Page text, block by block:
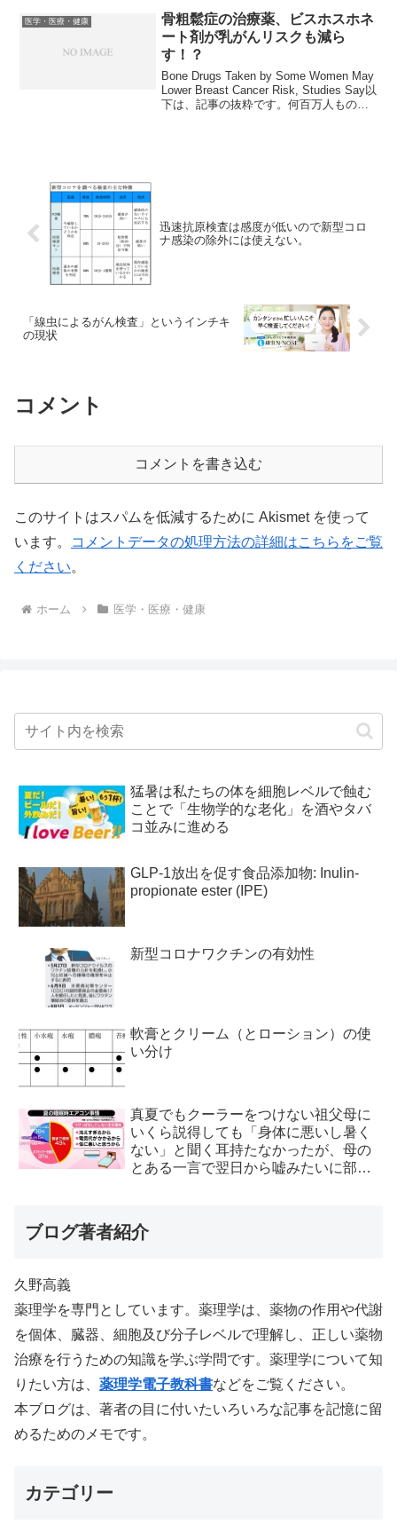
うひどい記事がありました。リポーター
の遠藤亮アナ「一...
医学・医療・健康
骨粗鬆症の治療薬、ビスホスホネ
ート剤が乳がんリスクも減ら
す！？
Bone Drugs Taken by Some Women May
Lower Breast Cancer Risk, Studies Say以
下は、記事の抜粋です。何百万人もの健
迅速抗原検査は感度が低いので新型コロ
ナ感染の除外には使えない。
「線虫によるがん検査」というインチキ
の現状
コメント
コメントを書き込む
このサイトはスパムを低減するために Akismet を使って
います。
コメントデータの処理方法の詳細はこちらをご覧
ください。
ホーム 医学・医療・健康
猛暑は私たちの体を細胞レベルで蝕む
ことで「生物学的な老化」を酒やタバ
コ並みに進める
GLP-1放出を促す食品添加物: Inulin-
propionate ester (IPE)
新型コロナワクチンの有効性
軟膏とクリーム（とローション）の使
い分け
真夏でもクーラーをつけない祖父母に
いくら説得しても「身体に悪いし暑く
ない」と聞く耳持たなかったが、母の
とある一言で翌日から嘘みたいに部屋
ブログ著者紹介
久野高義
薬理学を専門としています。薬理学は、薬物の作用や代謝
を個体、臓器、細胞及び分子レベルで理解し、正しい薬物
治療を行うための知識を学ぶ学問です。薬理学について知
りたい方は、 薬理学電子教科書などをご覧ください。
本ブログは、著者の目に付いたいろいろな記事を記憶に留
めるためのメモです。
カテゴリー